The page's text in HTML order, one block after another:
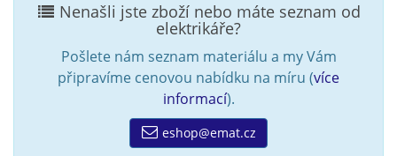
Nenašli jste zboží nebo máte seznam od
elektrikáře?
Pošlete nám seznam materiálu a my Vám
připravíme cenovou nabídku na míru (více
informací).
eshop@emat.cz